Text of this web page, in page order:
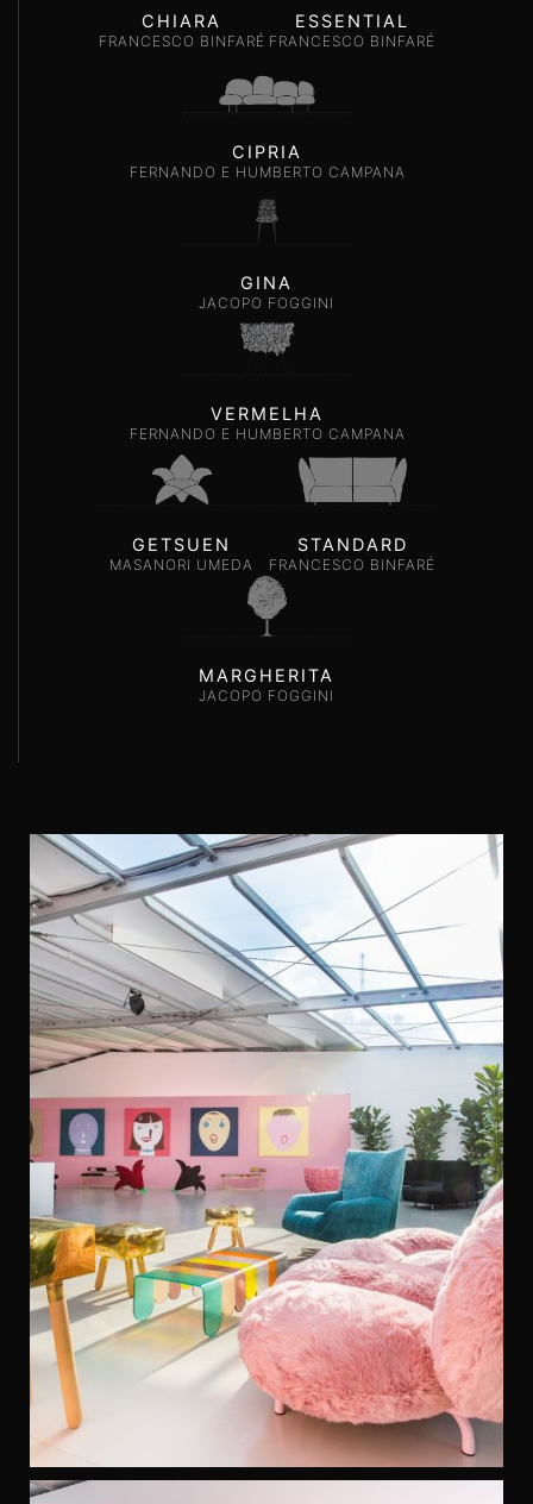
CHIARA
FRANCESCO BINFARÉ
ESSENTIAL
FRANCESCO BINFARÉ
CIPRIA
FERNANDO E HUMBERTO CAMPANA
GINA
JACOPO FOGGINI
VERMELHA
FERNANDO E HUMBERTO CAMPANA
GETSUEN
MASANORI UMEDA
STANDARD
FRANCESCO BINFARÉ
MARGHERITA
JACOPO FOGGINI